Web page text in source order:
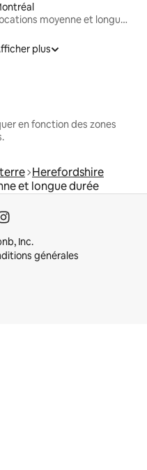
Locations moyenne et longue durée
plus
en fonction des zones
Herefordshire
et longue durée
Inc.
générales